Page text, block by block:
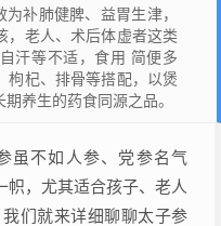
补肺健脾、益胃生津，
，老人、术后体虚者这类
汗等不适，食用 简便多
枸杞、排骨等搭配，以煲
养生的药食同源之品。
虽不如人参、党参名气
帜，尤其适合孩子、老人
们就来详细聊聊太子参